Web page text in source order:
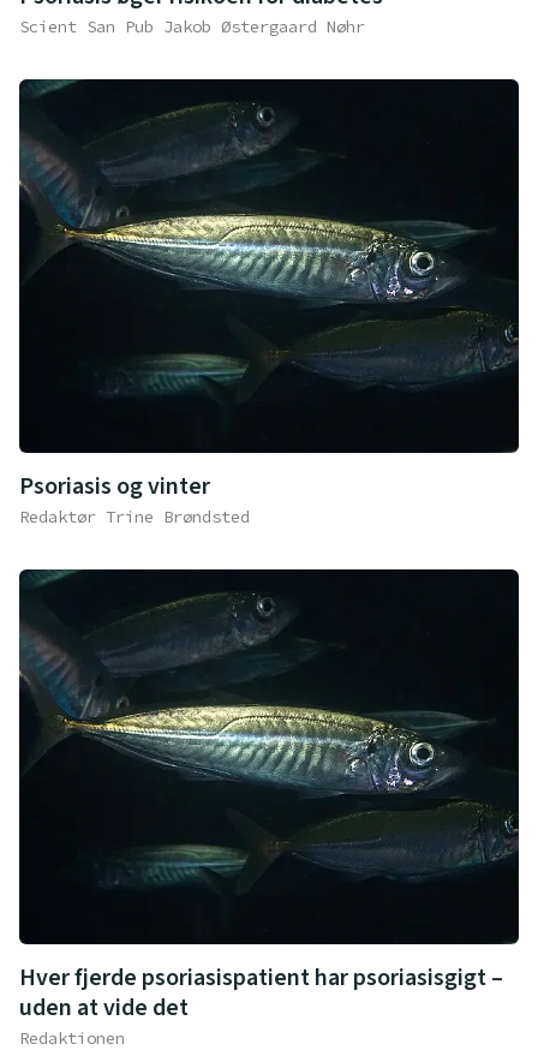
Scient San Pub Jakob Østergaard Nøhr
Psoriasis og vinter
Redaktør Trine Brøndsted
Hver fjerde psoriasispatient har psoriasisgigt –
uden at vide det
Redaktionen